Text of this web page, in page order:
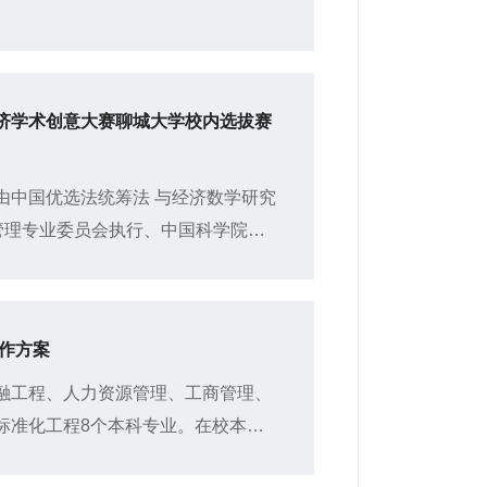
学术创意大赛聊城大学校内选拔赛
中国优选法统筹法 与经济数学研究
专业委员会执行、中国科学院和
方案
程、人力资源管理、工商管理、
准化工程8个本科专业。在校本科